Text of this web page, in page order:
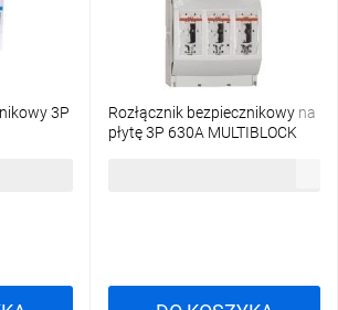
3P
Rozłącznik bezpiecznikowy na
płytę 3P 630A MULTIBLOCK